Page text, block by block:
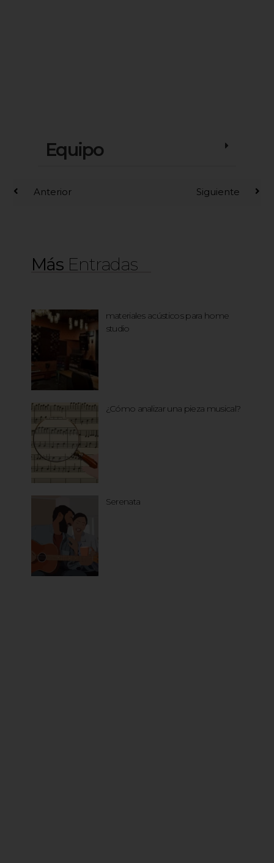
Equipo
Anterior Siguiente
Más Entradas
materiales acústicos para home
studio
¿Cómo analizar una pieza musical?
Serenata